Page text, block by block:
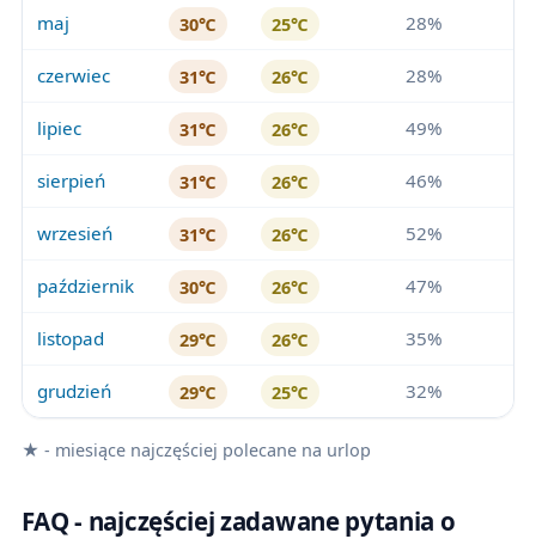
maj 30℃ 25℃ 28%
czerwiec 31℃ 26℃ 28%
lipiec 31℃ 26℃ 49%
sierpień 31℃ 26℃ 46%
wrzesień 31℃ 26℃ 52%
październik 30℃ 26℃ 47%
listopad 29℃ 26℃ 35%
grudzień 29℃ 25℃ 32%
★ - miesiące najczęściej polecane na urlop
FAQ - najczęściej zadawane pytania o